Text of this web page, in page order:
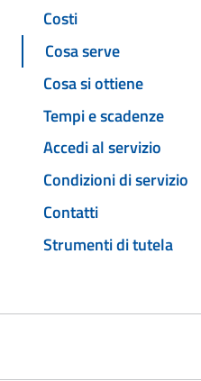
Costi
Cosa serve
Cosa si ottiene
Tempi e scadenze
Accedi al servizio
Condizioni di servizio
Contatti
Strumenti di tutela